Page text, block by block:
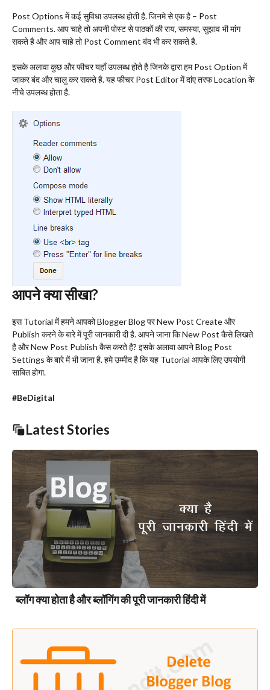
Post Options में कई सुविधा उपलब्ध होती है. जिनमे से एक है – Post
Comments. आप चाहे तो अपनी पोस्ट से पाठकों की राय, समस्या, सुझाव भी मांग
सकते है और आप चाहे तो Post Comment बंद भी कर सकते है.
इसके अलावा कुछ और फीचर यहाँ उपलब्ध होते है जिनके द्वारा हम Post Option में
जाकर बंद और चालु कर सकते है. यह फीचर Post Editor में दांए तरफ Location के
नीचे उपलब्ध होता है.
आपने क्या सीखा?
इस Tutorial में हमने आपको Blogger Blog पर New Post Create और
Publish करने के बारे में पूरी जानकारी दी है. आपने जाना कि New Post कैसे लिखते
है और New Post Publish कैस करते है? इसके अलावा आपने Blog Post
Settings के बारे में भी जाना है. हमे उम्मीद है कि यह Tutorial आपके लिए उपयोगी
साबित होगा.
#BeDigital
Latest Stories
ब्लॉग क्या होता है और ब्लॉगिंग की पूरी जानकारी हिंदी में